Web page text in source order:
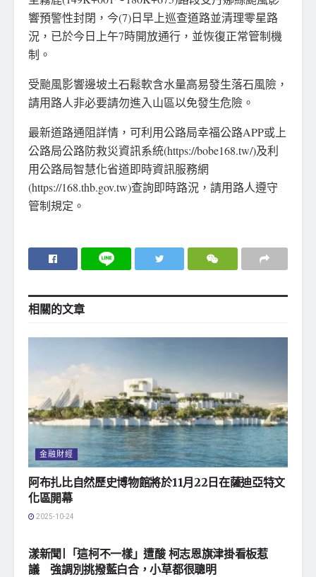
響預警性封閉，今(7)日早上巡查道路並清理零星路
況，已於今日上午7時開放通行，並恢復正常管制機
制。
受颱風影響邊坡土石鬆軟含水量高易發生落石風險，
請用路人非必要請勿進入山區以免發生危險。
最新道路通阻詳情，可利用公路局幸福公路APP或上
公路局公路防救災資訊系統(https://bobe168.tw/)及利
用公路局智慧化省道即時資訊服務網
(https://168.thb.gov.tw)查詢即時路況，請用路人遵守
管制規定。
相關的文章
金融財經
阿布扎比自然歷史博物館將於11月22日在薩迪亞特文
化區開幕
2025-10-24
漾新聞|「這柯不一樣」遭酸 柯志恩旗津掛看板惹
議 強調別挑撥藍白合，小草都很聰明